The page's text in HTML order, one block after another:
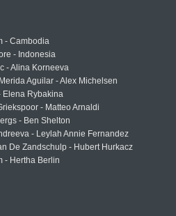
- Cambodia
- Indonesia
- Alina Korneeva
Aguilar - Alex Michelsen
Elena Rybakina
- Matteo Arnaldi
- Ben Shelton
- Leylah Annie Fernandez
De Zandschulp - Hubert Hurkacz
- Hertha Berlin